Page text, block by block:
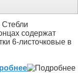
Стебли
содержат
6-листочковые в